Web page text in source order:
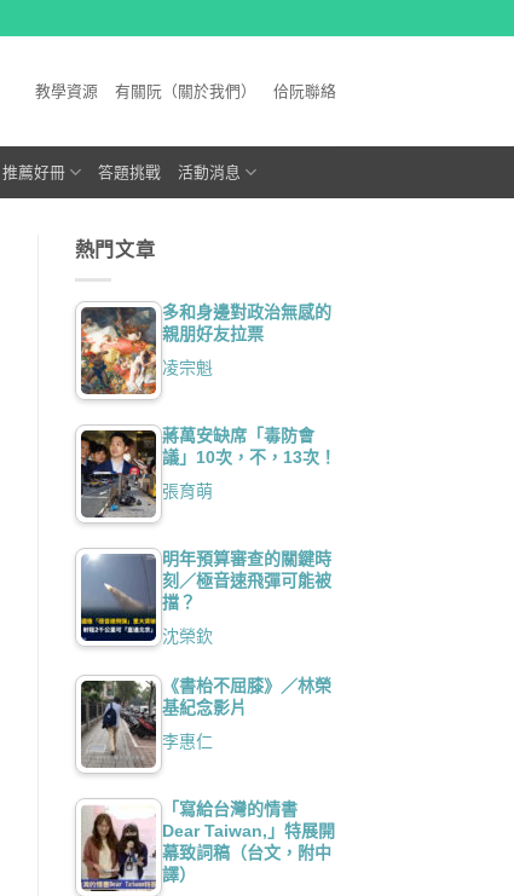
教學資源 有關阮（關於我們） 佮阮聯絡
推薦好冊 答題挑戰 活動消息
熱門文章
多和身邊對政治無感的
親朋好友拉票
凌宗魁
蔣萬安缺席「毒防會
議」10次，不，13次！
張育萌
明年預算審查的關鍵時
刻／極音速飛彈可能被
擋？
沈榮欽
《書枱不屈膝》／林榮
基紀念影片
李惠仁
「寫給台灣的情書
Dear Taiwan,」特展開
幕致詞稿（台文，附中
譯）